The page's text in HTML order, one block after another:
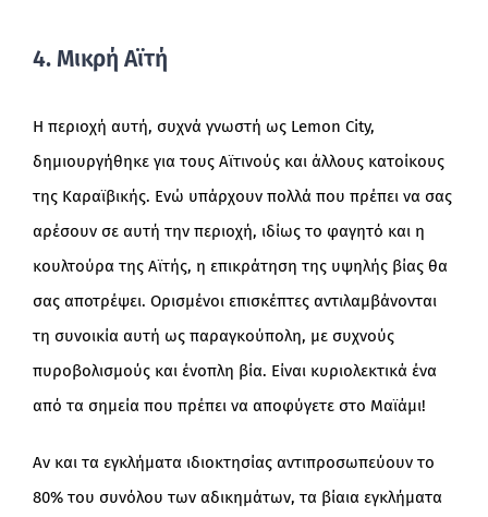
4. Μικρή Αϊτή
Η περιοχή αυτή, συχνά γνωστή ως Lemon City,
δημιουργήθηκε για τους Αϊτινούς και άλλους κατοίκους
της Καραϊβικής. Ενώ υπάρχουν πολλά που πρέπει να σας
αρέσουν σε αυτή την περιοχή, ιδίως το φαγητό και η
κουλτούρα της Αϊτής, η επικράτηση της υψηλής βίας θα
σας αποτρέψει. Ορισμένοι επισκέπτες αντιλαμβάνονται
τη συνοικία αυτή ως παραγκούπολη, με συχνούς
πυροβολισμούς και ένοπλη βία. Είναι κυριολεκτικά ένα
από τα σημεία που πρέπει να αποφύγετε στο Μαϊάμι!
Αν και τα εγκλήματα ιδιοκτησίας αντιπροσωπεύουν το
80% του συνόλου των αδικημάτων, τα βίαια εγκλήματα